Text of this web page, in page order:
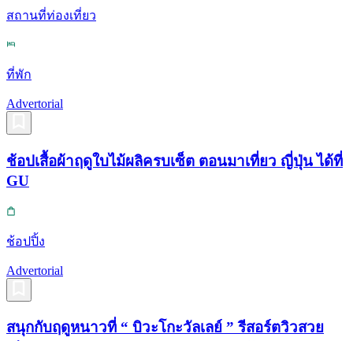
สถานที่ท่องเที่ยว
ที่พัก
Advertorial
ช้อปเสื้อผ้าฤดูใบไม้ผลิครบเซ็ต ตอนมาเที่ยว ญี่ปุ่น ได้ที่
GU
ช้อปปิ้ง
Advertorial
สนุกกับฤดูหนาวที่ “ บิวะโกะวัลเลย์ ” รีสอร์ตวิวสวย